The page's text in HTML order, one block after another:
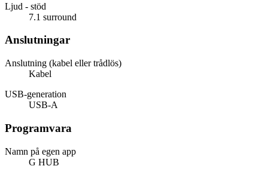
Ljud - stöd
7.1 surround
Anslutningar
Anslutning (kabel eller trådlös)
Kabel
USB-generation
USB-A
Programvara
Namn på egen app
G HUB